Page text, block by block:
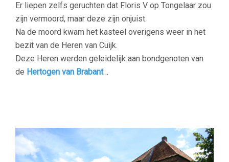
Er liepen zelfs geruchten dat Floris V op Tongelaar zou
zijn vermoord, maar deze zijn onjuist.
Na de moord kwam het kasteel overigens weer in het
bezit van de Heren van Cuijk.
Deze Heren werden geleidelijk aan bondgenoten van
de Hertogen van Brabant…